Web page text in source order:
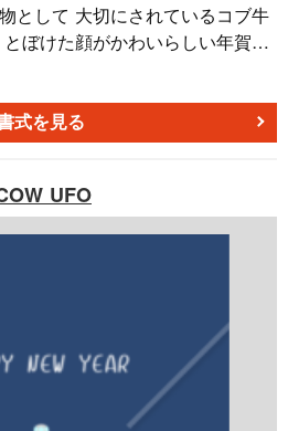
として 大切にされているコブ牛
ぼけた顔がかわいらしい年賀状
。 他にWordタイプもございま
式を見る
UFO